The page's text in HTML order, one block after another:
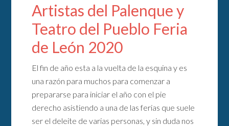
Artistas del Palenque y
Teatro del Pueblo Feria
de León 2020
El fin de año esta a la vuelta de la esquina y es
una razón para muchos para comenzar a
prepararse para iniciar el año con el pie
derecho asistiendo a una de las ferias que suele
ser el deleite de varias personas, y sin duda nos